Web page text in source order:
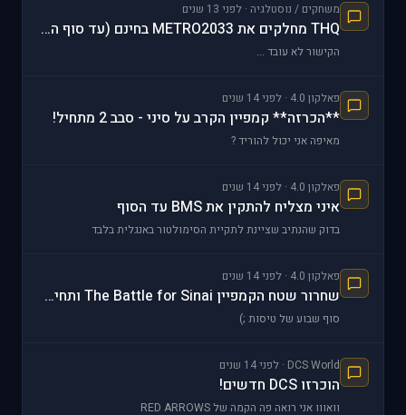
משחקים / נוסטלגיה · לפני 13 שנים
THQ מחלקים את METRO2033 בחינם (עד סוף השבוע!)
הקישור לא עובד ...
פאלקון 4.0 · לפני 14 שנים
**הכרזה** קמפיין הקרב על סיני - סבב 2 מתחיל!
מאיפה אני יכול להוריד ?
פאלקון 4.0 · לפני 14 שנים
איני מצליח להתקין את BMS עד הסוף
בדוק שהנתיב שציינת לתקיית הסימולטור באנגלית בלבד
פאלקון 4.0 · לפני 14 שנים
שחרור שטח הקמפיין The Battle for Sinai ותחילת הקמפיין
סוף שבוע של טיסות ;)
DCS World · לפני 14 שנים
הוכרזו DCS חדשים!
וואווו אני רואה פה הקמה של RED ARROWS